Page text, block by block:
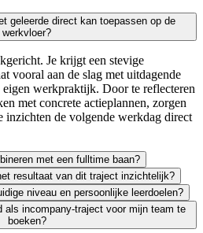
geleerde direct kan toepassen op de
werkvloer?
Je krijgt een stevige
vooral aan de slag met uitdagende
werkpraktijk. Door te reflecteren
met concrete actieplannen, zorgen
inzichten de volgende werkdag direct
met een fulltime baan?
professionals op en weten
resultaat van dit traject inzichtelijk?
resultaat; voor jezelf én voor je
niveau en persoonlijke leerdoelen?
je een traject kiest dat écht bij je past
als incompany-traject voor mijn team te
boeken?